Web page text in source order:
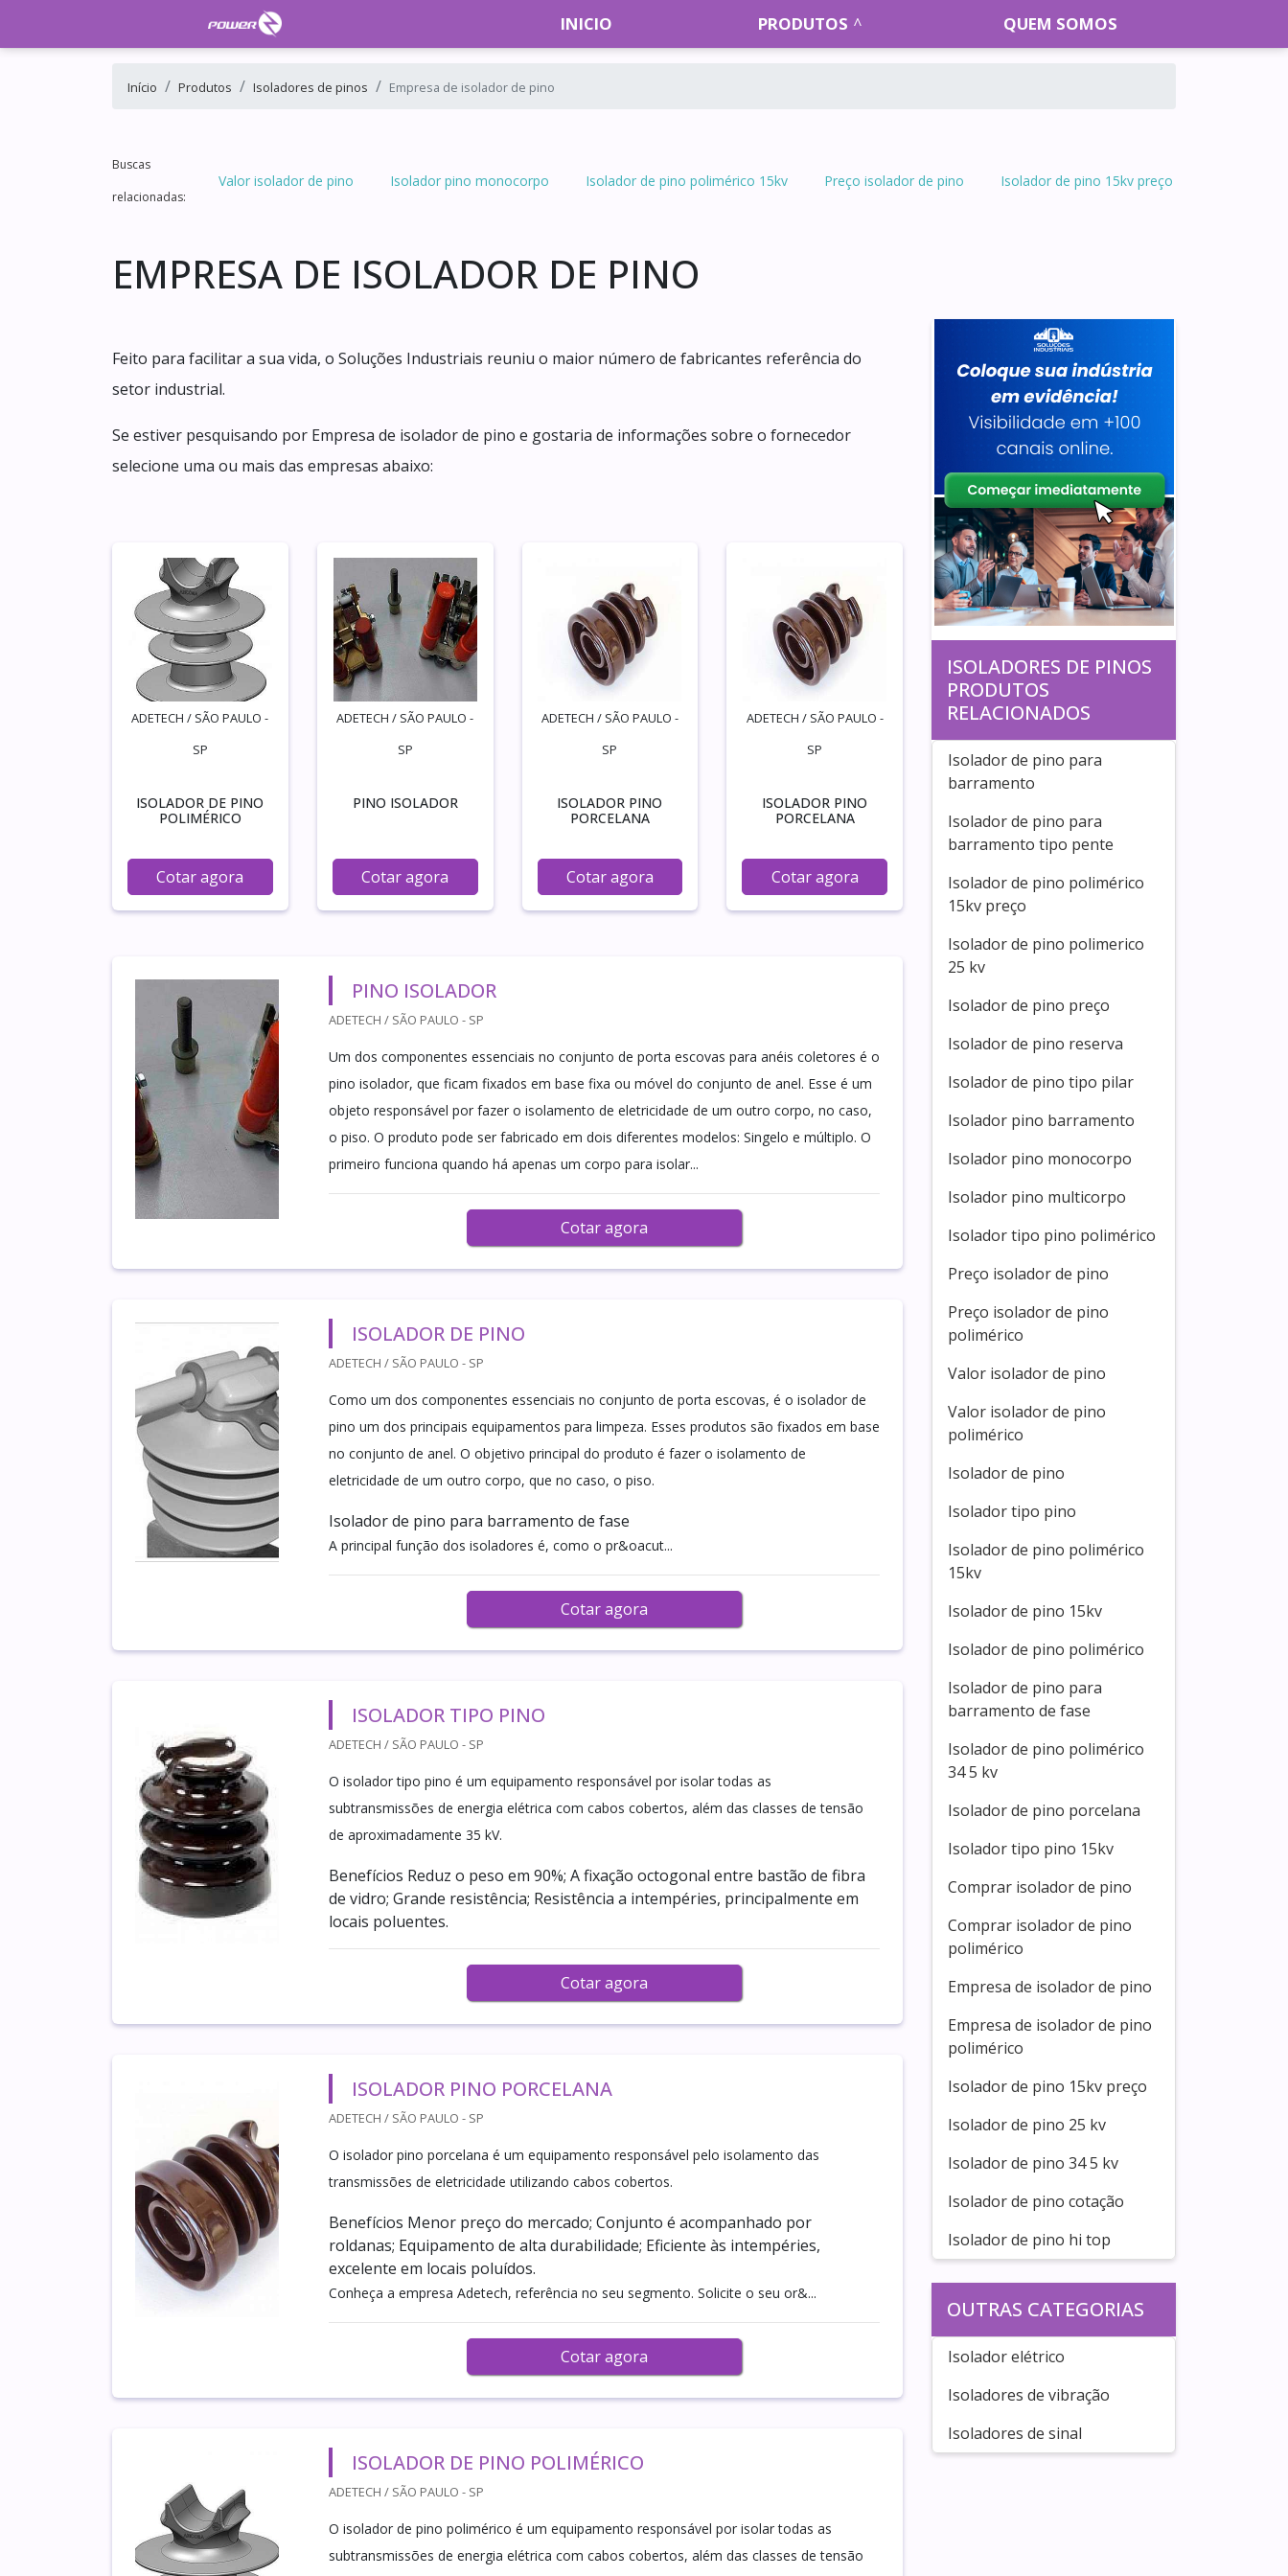
INICIO PRODUTOS QUEM SOMOS
Início Produtos Isoladores de pinos Empresa de isolador de pino
Buscas
relacionadas:
Valor isolador de pino Isolador pino monocorpo Isolador de pino polimérico 15kv Preço isolador de pino Isolador de pino 15kv preço
EMPRESA DE ISOLADOR DE PINO
Feito para facilitar a sua vida, o Soluções Industriais reuniu o maior número de fabricantes referência do
setor industrial.
Se estiver pesquisando por Empresa de isolador de pino e gostaria de informações sobre o fornecedor
selecione uma ou mais das empresas abaixo:
ADETECH / SÃO PAULO -
SP
ISOLADOR DE PINO
POLIMÉRICO
Cotar agora
ADETECH / SÃO PAULO -
SP
PINO ISOLADOR
Cotar agora
ADETECH / SÃO PAULO -
SP
ISOLADOR PINO
PORCELANA
Cotar agora
ADETECH / SÃO PAULO -
SP
ISOLADOR PINO
PORCELANA
Cotar agora
PINO ISOLADOR
ADETECH / SÃO PAULO - SP
Um dos componentes essenciais no conjunto de porta escovas para anéis coletores é o
pino isolador, que ficam fixados em base fixa ou móvel do conjunto de anel. Esse é um
objeto responsável por fazer o isolamento de eletricidade de um outro corpo, no caso,
o piso. O produto pode ser fabricado em dois diferentes modelos: Singelo e múltiplo. O
primeiro funciona quando há apenas um corpo para isolar...
Cotar agora
ISOLADOR DE PINO
ADETECH / SÃO PAULO - SP
Como um dos componentes essenciais no conjunto de porta escovas, é o isolador de
pino um dos principais equipamentos para limpeza. Esses produtos são fixados em base
no conjunto de anel. O objetivo principal do produto é fazer o isolamento de
eletricidade de um outro corpo, que no caso, o piso.
Isolador de pino para barramento de fase
A principal função dos isoladores é, como o pr&oacut...
Cotar agora
ISOLADOR TIPO PINO
ADETECH / SÃO PAULO - SP
O isolador tipo pino é um equipamento responsável por isolar todas as
subtransmissões de energia elétrica com cabos cobertos, além das classes de tensão
de aproximadamente 35 kV.
Benefícios Reduz o peso em 90%; A fixação octogonal entre bastão de fibra
de vidro; Grande resistência; Resistência a intempéries, principalmente em
locais poluentes.
Cotar agora
ISOLADOR PINO PORCELANA
ADETECH / SÃO PAULO - SP
O isolador pino porcelana é um equipamento responsável pelo isolamento das
transmissões de eletricidade utilizando cabos cobertos.
Benefícios Menor preço do mercado; Conjunto é acompanhado por
roldanas; Equipamento de alta durabilidade; Eficiente às intempéries,
excelente em locais poluídos.
Conheça a empresa Adetech, referência no seu segmento. Solicite o seu or&...
Cotar agora
ISOLADOR DE PINO POLIMÉRICO
ADETECH / SÃO PAULO - SP
O isolador de pino polimérico é um equipamento responsável por isolar todas as
subtransmissões de energia elétrica com cabos cobertos, além das classes de tensão
ISOLADORES DE PINOS
PRODUTOS
RELACIONADOS
Isolador de pino para
barramento
Isolador de pino para
barramento tipo pente
Isolador de pino polimérico
15kv preço
Isolador de pino polimerico
25 kv
Isolador de pino preço
Isolador de pino reserva
Isolador de pino tipo pilar
Isolador pino barramento
Isolador pino monocorpo
Isolador pino multicorpo
Isolador tipo pino polimérico
Preço isolador de pino
Preço isolador de pino
polimérico
Valor isolador de pino
Valor isolador de pino
polimérico
Isolador de pino
Isolador tipo pino
Isolador de pino polimérico
15kv
Isolador de pino 15kv
Isolador de pino polimérico
Isolador de pino para
barramento de fase
Isolador de pino polimérico
34 5 kv
Isolador de pino porcelana
Isolador tipo pino 15kv
Comprar isolador de pino
Comprar isolador de pino
polimérico
Empresa de isolador de pino
Empresa de isolador de pino
polimérico
Isolador de pino 15kv preço
Isolador de pino 25 kv
Isolador de pino 34 5 kv
Isolador de pino cotação
Isolador de pino hi top
OUTRAS CATEGORIAS
Isolador elétrico
Isoladores de vibração
Isoladores de sinal